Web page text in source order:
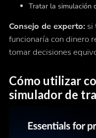
Tratar la simulación
Consejo de experto:si
funcionaría con dinero
tomar decisiones
Cómo utilizar
simulador de